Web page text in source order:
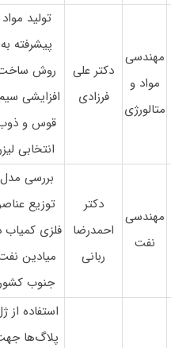
مهندسی
مواد و
متالورژی
دکتر علی
فرزادی
تولید مواد
پیشرفته به
روش
افزایشی
قوس و
انتخابی
مهندسی
نفت
دکتر
احمدرضا
ربانی
بررسی مدل
توزیع
فلزی کمیاب
میادین
جنوب
استفاده از
پلاگ‌ها